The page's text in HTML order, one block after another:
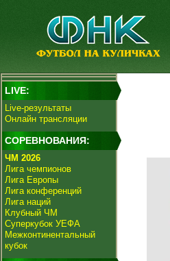
LIVE:
Live-результаты
Онлайн трансляции
СОРЕВНОВАНИЯ:
ЧМ 2026
Лига чемпионов
Лига Европы
Лига конференций
Лига наций
Клубный ЧМ
Суперкубок УЕФА
Межконтинентальный
кубок